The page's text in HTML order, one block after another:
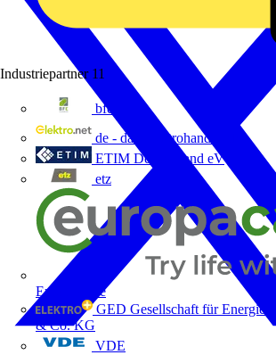
Industriepartner 11
bfe
de - das Elektrohandwerk
ETIM Deutschland eV
etz
Europacable
GED Gesellschaft für
& Co. KG
VDE